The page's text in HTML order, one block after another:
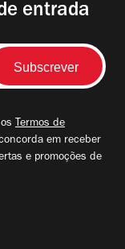
entrada
Termos de
em receber
e promoções de